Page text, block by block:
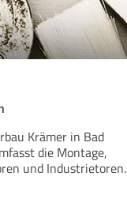
Krämer in Bad
die Montage,
und Industrietoren.